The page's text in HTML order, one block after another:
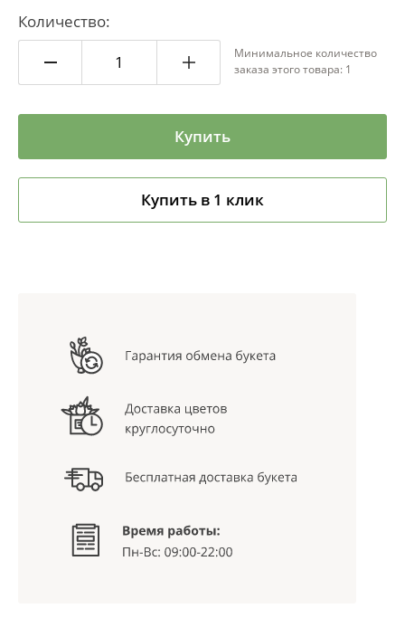
Количество:
Минимальное количество
заказа этого товара: 1
Купить
Купить в 1 клик